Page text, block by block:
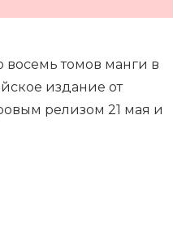
восемь томов манги в
издание от
релизом 21 мая и